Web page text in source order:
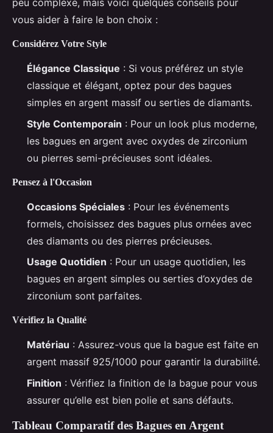
peu complexe, mais voici quelques conseils pour
vous aider à faire le bon choix :
Considérez Votre Style
Élégance Classique : Si vous préférez un style
classique et élégant, optez pour des bagues
simples en argent massif ou serties de diamants.
Style Contemporain : Pour un look plus moderne,
les bagues en argent avec oxydes de zirconium
ou pierres semi-précieuses sont idéales.
Pensez à l'Occasion
Occasions Spéciales : Pour les événements
formels, choisissez des bagues plus ornées avec
des diamants ou des pierres précieuses.
Usage Quotidien : Pour un usage quotidien, les
bagues en argent simples ou serties d’oxydes de
zirconium sont parfaites.
Vérifiez la Qualité
Matériau : Assurez-vous que la bague est faite en
argent massif 925/1000 pour garantir la durabilité.
Finition : Vérifiez la finition de la bague pour vous
assurer qu’elle est bien polie et sans défauts.
Tableau Comparatif des Bagues en Argent